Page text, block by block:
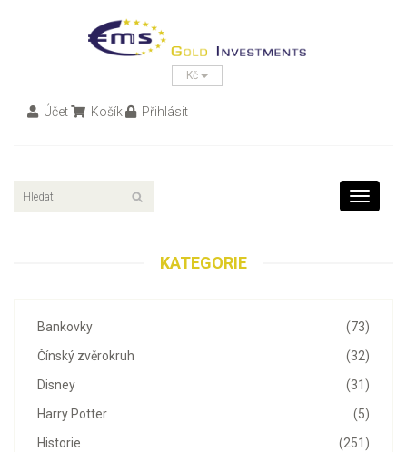
Kč
Účet Košík Přihlásit
Toggle
KATEGORIE
(73)
Bankovky
(32)
Čínský zvěrokruh
(31)
Disney
(5)
Harry Potter
(251)
Historie